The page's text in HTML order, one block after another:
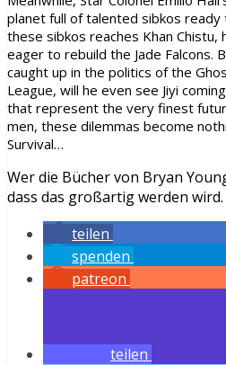
planet full of talented sibkos
these sibkos reaches Khan Chistu,
eager to rebuild the Jade Falcons.
caught up in the politics of the
League, will he even see Jiyi
that represent the very finest
men, these dilemmas become
Survival…
Wer die Bücher von Bryan
dass das großartig werden wird.
teilen
spenden
patreon
teilen